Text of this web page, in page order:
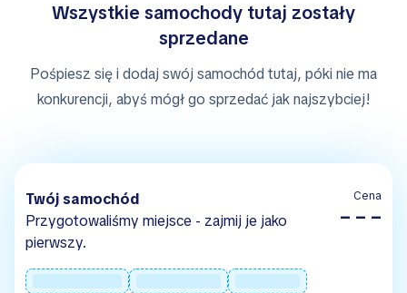
Wszystkie samochody tutaj zostały
sprzedane
Pośpiesz się i dodaj swój samochód tutaj, póki nie ma
konkurencji, abyś mógł go sprzedać jak najszybciej!
Twój samochód
Przygotowaliśmy miejsce - zajmij je jako
pierwszy.
Cena
– – –